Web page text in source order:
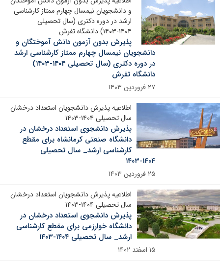
و دانشجویان نیمسال چهارم ممتاز کارشناسی
ارشد در دوره دکتری (سال تحصیلی
۱۴۰۴-۱۴۰۳) دانشگاه تفرش
پذیرش بدون آزمون دانش آموختگان و
دانشجویان نیمسال چهارم ممتاز کارشناسی ارشد
در دوره دکتری (سال تحصیلی ۱۴۰۴-۱۴۰۳)
دانشگاه تفرش
۲۷ فروردین ۱۴۰۳
اطلاعیه پذیرش دانشجویان استعداد درخشان
سال تحصیلی ۱۴۰۴-۱۴۰۳
پذیرش دانشجوی استعداد درخشان در
دانشگاه صنعتی کرمانشاه برای مقطع
کارشناسی ارشد_ سال تحصیلی
۱۴۰۴-۱۴۰۳
۲۵ فروردین ۱۴۰۳
اطلاعیه پذیرش دانشجویان استعداد درخشان
سال تحصیلی ۱۴۰۴-۱۴۰۳
پذیرش دانشجوی استعداد درخشان در
دانشگاه خوارزمی برای مقطع کارشناسی
ارشد_ سال تحصیلی ۱۴۰۴-۱۴۰۳
۱۵ اسفند ۱۴۰۲